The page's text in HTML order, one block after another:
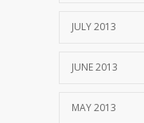
JULY 2013
JUNE 2013
MAY 2013